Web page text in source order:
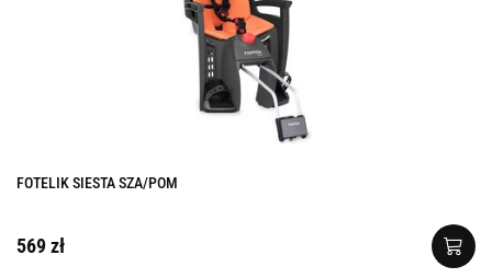
FOTELIK SIESTA SZA/POM
569 zł